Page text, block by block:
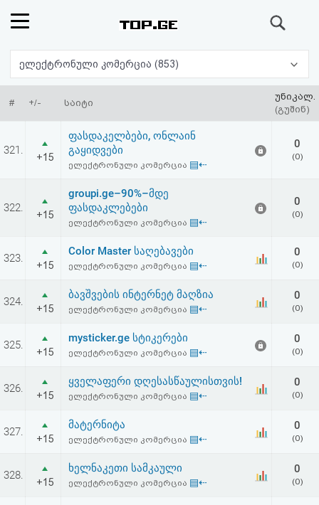
რეიტინგი
(მთავარი)
ფოსტა
კითხვა-
ავტორიზაცია
რეგისტრაცია
პაროლის
კოდი
სალიცენზიო
და
ელექტრონული კომერცია (853)
# +/- საიტი
უნიკალ.
(გუშინ)
321.
+15
ფასდაკელბები, ონლაინ
გაყიდვები
ელექტრონული კომერცია ▤⇠
0
(0)
322.
+15
groupi.ge–90%–მდე
ფასდაკლებები
ელექტრონული კომერცია ▤⇠
0
(0)
323.
+15
Color Master საღებავები
ელექტრონული კომერცია ▤⇠
0
(0)
324.
+15
ბავშვების ინტერნეტ მაღზია
ელექტრონული კომერცია ▤⇠
0
(0)
325.
+15
mysticker.ge სტიკერები
ელექტრონული კომერცია ▤⇠
0
(0)
326.
+15
ყველაფერი დღესასწაულისთვის!
ელექტრონული კომერცია ▤⇠
0
(0)
327.
+15
მატერნიტა
ელექტრონული კომერცია ▤⇠
0
(0)
328.
+15
ხელნაკეთი სამკაული
ელექტრონული კომერცია ▤⇠
0
(0)